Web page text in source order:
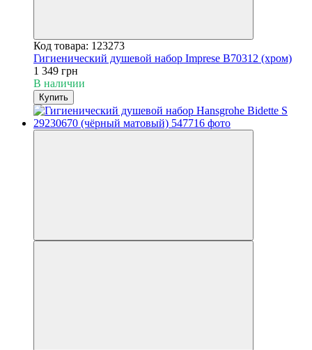
Код товара: 123273
Гигиенический душевой набор Imprese B70312 (хром)
1 349 грн
В наличии
Купить